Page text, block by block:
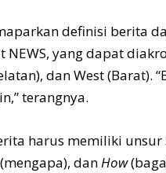
definisi berita
yang dapat
dan West (Barat).
terangnya.
harus memiliki unsur
danHow